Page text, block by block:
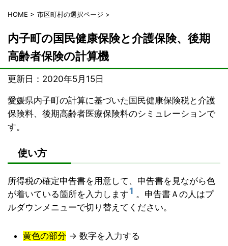
HOME > 市区町村の選択ページ >
内子町の国民健康保険と介護保険、後期
高齢者保険の計算機
更新日： 2020年5月15日
愛媛県内子町の計算に基づいた国民健康保険税と介護
保険料、後期高齢者医療保険料のシミュレーションで
す。
使い方
所得税の確定申告書を用意して、申告書を見ながら色
が着いている箇所を入力します1 。申告書Ａの人はプ
ルダウンメニューで切り替えてください。
黄色の部分 → 数字を入力する